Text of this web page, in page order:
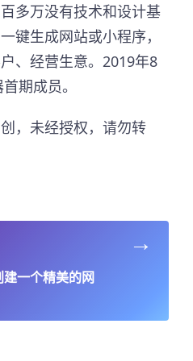
多万没有技术和设计基
键生成网站或小程序，
、经营生意。2019年8
期成员。​
，未经授权，请勿转
一个精美的网
→